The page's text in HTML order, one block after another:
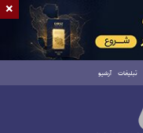
تبلیغات آرشیو
×